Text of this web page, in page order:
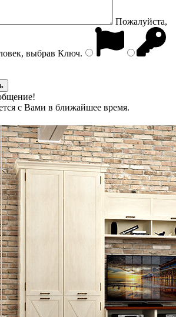
Пожалуйста,
выбрав Ключ.
с Вами в ближайшее время.